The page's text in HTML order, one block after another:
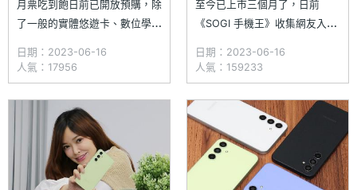
月票吃到飽日前已開放預購，除
了一般的實體悠遊卡、數位學生
括三星 Galaxy S23 系列、
Galaxy A54 5G、Galaxy A34
5G，或是 Z Fold4 與 Z Flip4
等摺疊手機，也可以直接申辦
1200 都會通；S
日期：2023-06-16
人氣：17956
至今已上市三個月了，日前
《SOGI 手機王》收集網友入手
給予 1~10 分的評比，吸引眾多
網友在文章中留言分享，可見
Galaxy A54 這款手機熱度頗
高，以下小編為大家整理網友如
何評價這款熱銷排行榜的霸主
吧！
日期：2023-06-16
人氣：159233